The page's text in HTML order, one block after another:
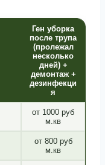
Ген уборка
после трупа
(пролежал
несколько
дней) +
демонтаж +
дезинфекци
я
от 1000 руб
м.кв
от 800 руб
м.кв